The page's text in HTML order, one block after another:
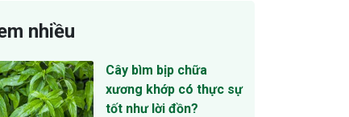
nhiều
Cây bìm bịp chữa
xương khớp có thực sự
tốt như lời đồn?